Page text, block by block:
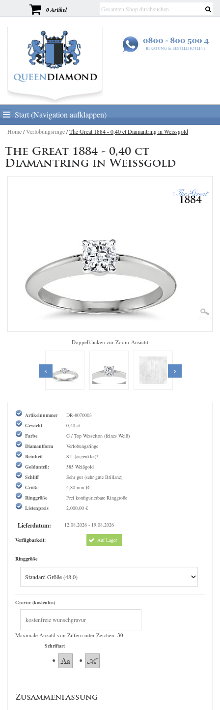
0 Artikel
Start (Navigation aufklappen)
Home/Verlobungsringe/The Great 1884 - 0,40 ct Diamantring in Weissgold
The Great 1884 - 0,40 ct
Diamantring in Weissgold
Zoom
Doppelklicken zur Zoom-Ansicht
Artikelnummer
DR-8070003
Gewicht
0,40 ct
Farbe
G / Top Wesselton (feines Weiß)
Diamantform
Verlobungsringe
Reinheit
SI1 (augenklar)*
Goldanteil:
585 Weißgold
Schliff
Sehr gut (sehr gute Brillanz)
Größe
4,80 mm Ø
Ringgröße
Frei konfigurierbare Ringgröße
Listenpreis
2.000,00 €
Lieferdatum: 12.08.2026 - 19.08.2026
Verfügbarkeit: Auf Lager
Ringgröße
Gravur (kostenlos)
Maximale Anzahl von Ziffern oder Zeichen: 30
Schriftart
Zusammenfassung